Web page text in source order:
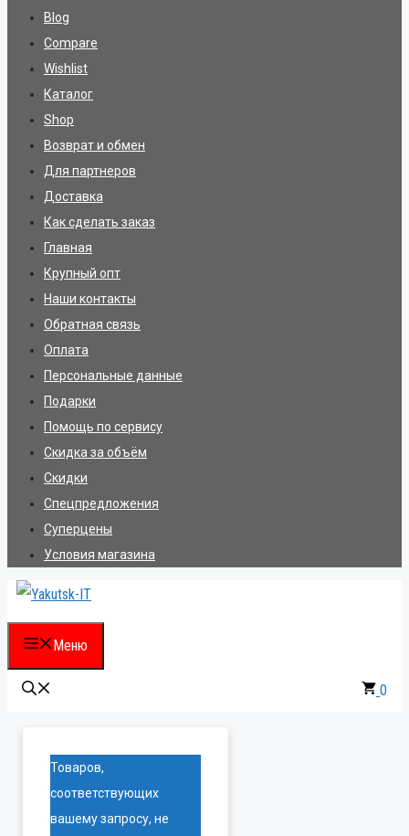
Blog
Compare
Wishlist
Каталог
Shop
Возврат и обмен
Для партнеров
Доставка
Как сделать заказ
Главная
Крупный опт
Наши контакты
Обратная связь
Оплата
Персональные данные
Подарки
Помощь по сервису
Скидка за объём
Скидки
Спецпредложения
Суперцены
Условия магазина
Меню
0
Товаров,
соответствующих
вашему запросу, не